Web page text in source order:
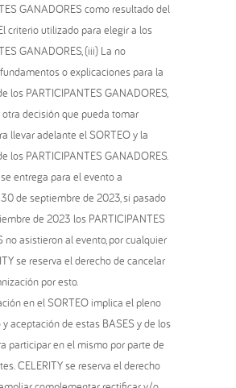
GANADORES como resultado del
criterio utilizado para elegir a los
GANADORES, (iii) La no
o explicaciones para la
los PARTICIPANTES GANADORES,
decisión que pueda tomar
llevar adelante el SORTEO y la
los PARTICIPANTES GANADORES.
entrega para el evento a
de septiembre de 2023, si pasado
de 2023 los PARTICIPANTES
no asistieron al evento, por cualquier
se reserva el derecho de cancelar
por esto.
en el SORTEO implica el pleno
aceptación de estas BASES y de los
participar en el mismo por parte de
CELERITY se reserva el derecho